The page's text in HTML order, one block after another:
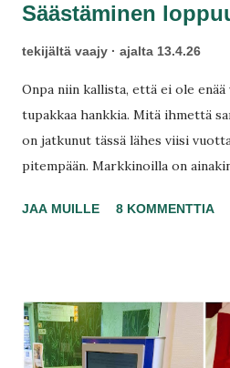
Säästäminen
tekijältä vaajy ajalta 13.4.26
Onpa niin kallista, että ei ole
tupakkaa hankkia. Mitä ihmettä
on jatkunut tässä lähes viisi
pitempään. Markkinoilla on
hullumpia hintoja. Kuulkaa nyt,
maksaa bussin .
JAA MUILLE 8 KOMMENTTIA